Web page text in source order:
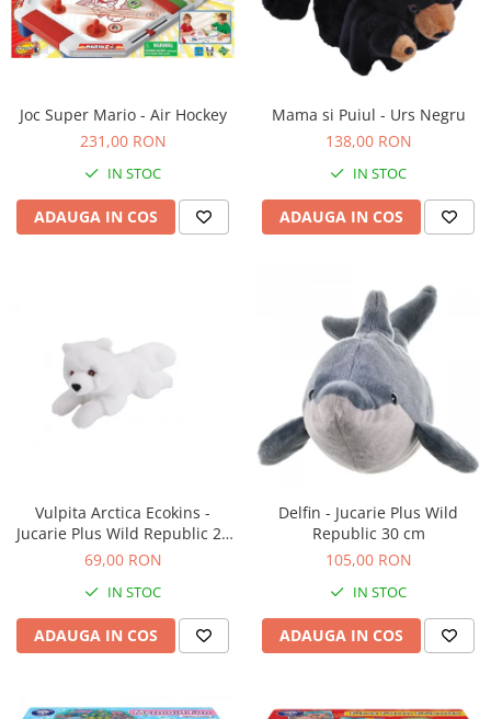
Joc Super Mario - Air Hockey
231,00 RON
IN STOC
ADAUGA IN COS
Mama si Puiul - Urs Negru
138,00 RON
IN STOC
ADAUGA IN COS
Vulpita Arctica Ecokins -
Jucarie Plus Wild Republic 20
cm
69,00 RON
IN STOC
ADAUGA IN COS
Delfin - Jucarie Plus Wild
Republic 30 cm
105,00 RON
IN STOC
ADAUGA IN COS